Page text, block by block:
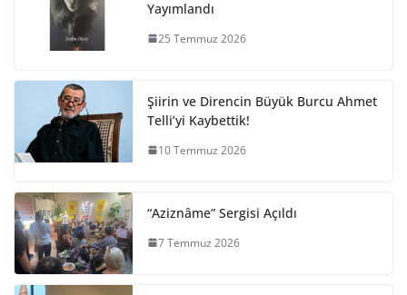
Yayımlandı
25 Temmuz 2026
Şiirin ve Direncin Büyük Burcu Ahmet
Telli’yi Kaybettik!
10 Temmuz 2026
“Aziznâme” Sergisi Açıldı
7 Temmuz 2026